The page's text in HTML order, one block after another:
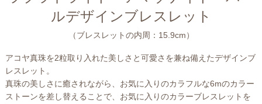
ルデザインブレスレット
（ブレスレットの内周：15.9cm）
アコヤ真珠を2粒取り入れた美しさと可愛さを兼ね備えたデザインブ
レスレット。
真珠の美しさに癒されながら、お気に入りのカラフルな6mのカラー
ストーンを差し替えることで、お気に入りのカラーブレスレットを